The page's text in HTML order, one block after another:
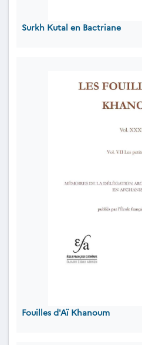
Surkh Kutal en Bactriane
Fouilles d'Aï Khanoum